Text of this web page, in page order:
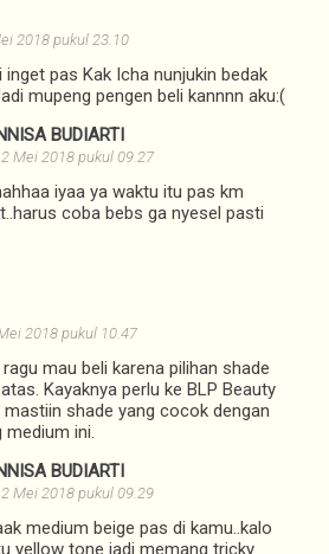
2018 pukul 23.10
inget pas Kak Icha nunjukin bedak
mupeng pengen beli kannnn aku:(
BUDIARTI
Mei 2018 pukul 09.27
iyaa ya waktu itu pas km
coba bebs ga nyesel pasti
2018 pukul 10.47
mau beli karena pilihan shade
Kayaknya perlu ke BLP Beauty
shade yang cocok dengan
ini.
BUDIARTI
Mei 2018 pukul 09.29
medium beige pas di kamu..kalo
yellow tone jadi memang tricky